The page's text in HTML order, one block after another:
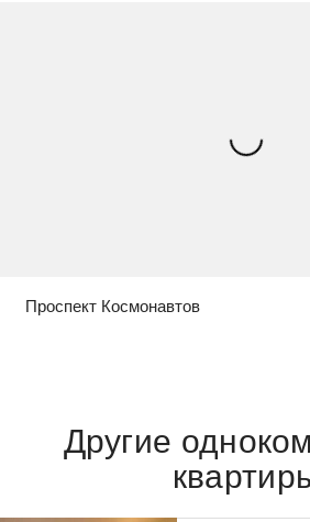
Проспект Космонавтов
Другие